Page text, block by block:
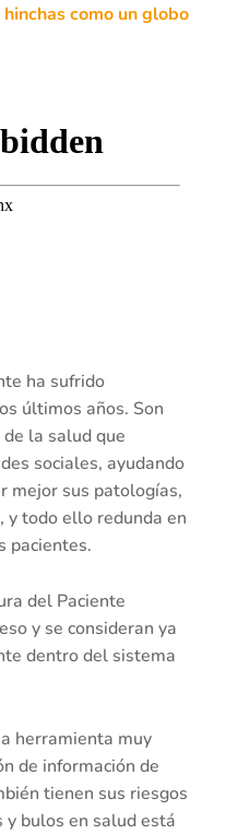
hinchas como un globo
ha sufrido
últimos años. Son
la salud que
sociales, ayudando
mejor sus patologías,
y todo ello redunda en
pacientes.
del Paciente
y se consideran ya
dentro del sistema
herramienta muy
de información de
tienen sus riesgos
bulos en salud está